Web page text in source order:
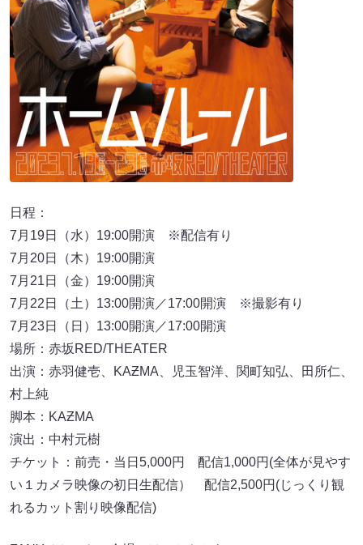
日程：
7月19日（水）19:00開演 ※配信有り
7月20日（木）19:00開演
7月21日（金）19:00開演
7月22日（土）13:00開演／17:00開演 ※撮影有り
7月23日（日）13:00開演／17:00開演
場所：赤坂RED/THEATER
出演：赤羽健壱、KAƵMA、児玉智洋、関町知弘、田所仁、
村上純
脚本：KAƵMA
演出：中村元樹
チケット：前売・当日5,000円 配信1,000円(全体が見やす
い１カメラ映像の初日生配信） 配信2,500円(じっくり観
れるカット割り映像配信)